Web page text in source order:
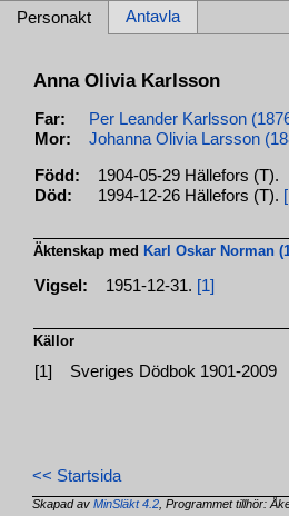
Personakt Antavla
Anna Olivia Karlsson
Far:
Per Leander Karlsson
Mor:
Johanna Olivia Larsson
Född:
1904-05-29 Hällefors (T).
Död:
1994-12-26 Hällefors (T).
Äktenskap med Karl Oskar Norman
Vigsel: 1951-12-31. [1]
Källor
[1] Sveriges Dödbok 1901-2009
<< Startsida
Skapad avMinSläkt 4.2 , Programmet tillhör: